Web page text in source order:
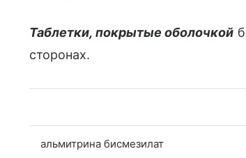
Таблетки, покрытые оболочкой
сторонах.
альмитрина бисмезилат